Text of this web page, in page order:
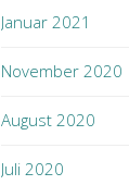
Januar 2021
November 2020
August 2020
Juli 2020